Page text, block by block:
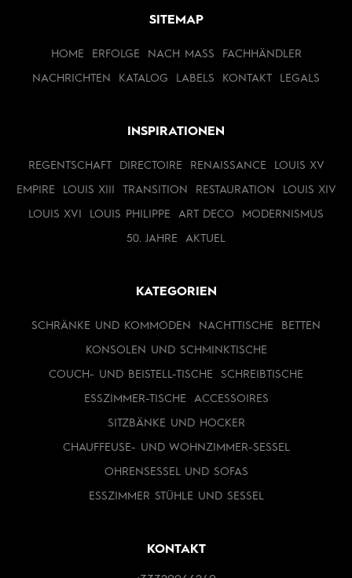
SITEMAP
HOME ERFOLGE NACH MASS FACHHÄNDLER
NACHRICHTEN KATALOG LABELS KONTAKT LEGALS
INSPIRATIONEN
REGENTSCHAFT DIRECTOIRE RENAISSANCE LOUIS XV
EMPIRE LOUIS XIII TRANSITION RESTAURATION LOUIS XIV
LOUIS XVI LOUIS PHILIPPE ART DECO MODERNISMUS
50. JAHRE AKTUEL
KATEGORIEN
SCHRÄNKE UND KOMMODEN NACHTTISCHE BETTEN
KONSOLEN UND SCHMINKTISCHE
COUCH- UND BEISTELL-TISCHE SCHREIBTISCHE
ESSZIMMER-TISCHE ACCESSOIRES
SITZBÄNKE UND HOCKER
CHAUFFEUSE- UND WOHNZIMMER-SESSEL
OHRENSESSEL UND SOFAS
ESSZIMMER STÜHLE UND SESSEL
KONTAKT